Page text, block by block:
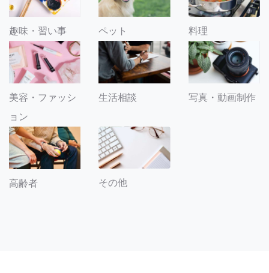
趣味・習い事 ペット 料理
美容・ファッシ
ョン
生活相談 写真・動画制作
高齢者 その他